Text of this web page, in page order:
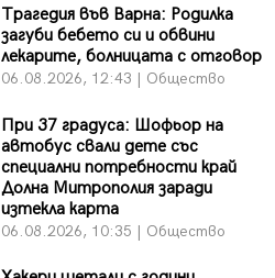
Трагедия във Варна: Родилка
загуби бебето си и обвини
лекарите, болницата с отговор
06.08.2026, 12:43 | Общество
При 37 градуса: Шофьор на
автобус свали дете със
специални потребности край
Долна Митрополия заради
изтекла карта
06.08.2026, 10:35 | Общество